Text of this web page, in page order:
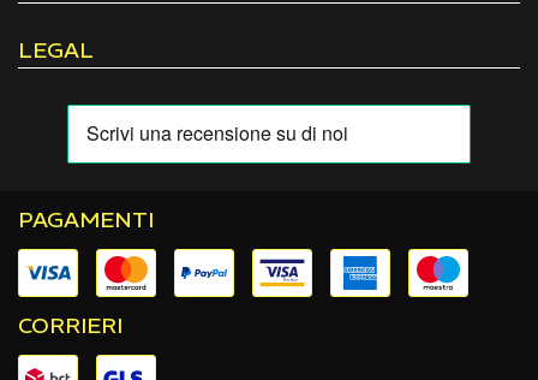
LEGAL
PAGAMENTI
CORRIERI